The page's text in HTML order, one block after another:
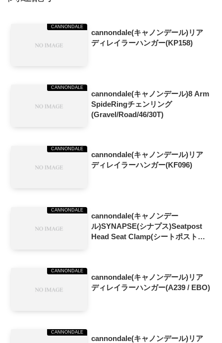
CANNONDALE
cannondale(キャノンデール)リア
ディレイラーハンガー(KP158)
CANNONDALE
cannondale(キャノンデール)8 Arm
SpideRingチェンリング
(Gravel/Road/46/30T)
CANNONDALE
cannondale(キャノンデール)リア
ディレイラーハンガー(KF096)
CANNONDALE
cannondale(キャノンデー
ル)SYNAPSE(シナプス)Seatpost
Head Seat Clamp(シートポストヘ
CANNONDALE
cannondale(キャノンデール)リア
ディレイラーハンガー(A239 / EBO)
CANNONDALE
cannondale(キャノンデール)リア